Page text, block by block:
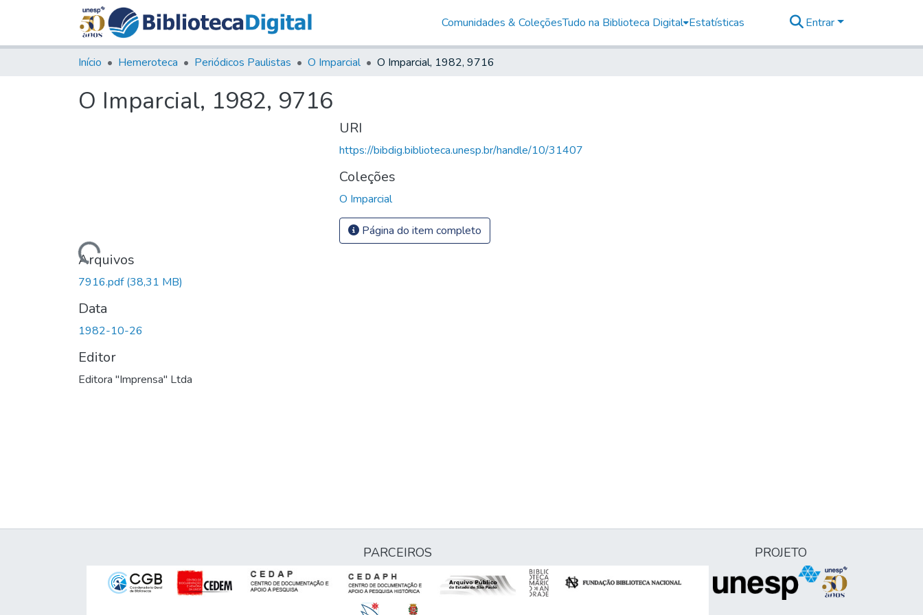
Comunidades & ColeçõesTudo na Biblioteca Digital Estatísticas Entrar
Início Hemeroteca Periódicos Paulistas O Imparcial O Imparcial, 1982, 9716
O Imparcial, 1982, 9716
Carregando...
Arquivos
7916.pdf(38,31 MB)
Data
1982-10-26
Editor
Editora "Imprensa" Ltda
URI
https://bibdig.biblioteca.unesp.br/handle/10/31407
Coleções
O Imparcial
Página do item completo
PARCEIROS PROJETO